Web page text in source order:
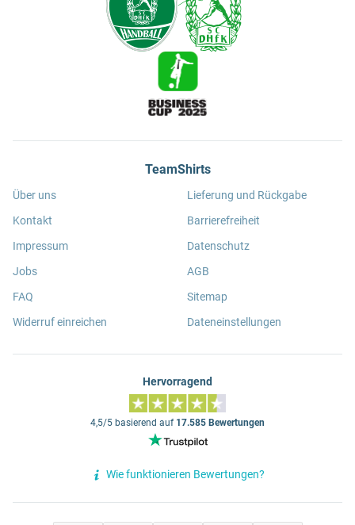
TeamShirts
Über uns
Kontakt
Impressum
Jobs
FAQ
Widerruf einreichen
Lieferung und Rückgabe
Barrierefreiheit
Datenschutz
AGB
Sitemap
Dateneinstellungen
Hervorragend
4,5/5 basierend auf 17.585 Bewertungen
Wie funktionieren Bewertungen?